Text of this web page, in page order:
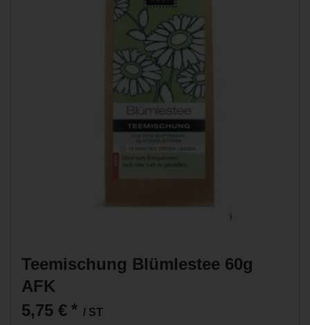
Teemischung Blümlestee 60g
AFK
5,75 € * / ST